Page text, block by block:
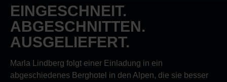
EINGESCHNEIT.
ABGESCHNITTEN.
AUSGELIEFERT.
Marla Lindberg folgt einer Einladung in ein
abgeschiedenes Berghotel in den Alpen, die sie besser